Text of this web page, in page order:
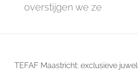
overstijgen we ze
TEFAF Maastricht: exclusieve